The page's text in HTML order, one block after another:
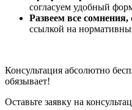
согласуем удобный
Развеем все сомнения,
ссылкой на
Консультация абсолютно
обязывает!
Оставьте заявку на